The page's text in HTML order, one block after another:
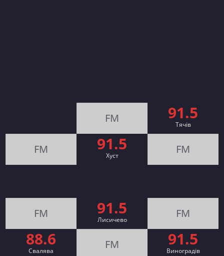
FM 91.5
Тячів
FM 91.5
Хуст FM
FM 91.5
Лисичево FM
88.6
Свалява FM 91.5
Виноградів